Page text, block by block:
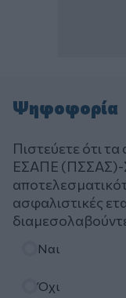
Ψηφοφορία
Πιστεύετε ότι
ΕΣΑΠΕ (ΠΣΣΑΣ)-
ασφαλιστικές
Ναι
Όχι